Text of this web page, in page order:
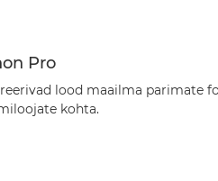
Pro
lood maailma parimate
kohta.